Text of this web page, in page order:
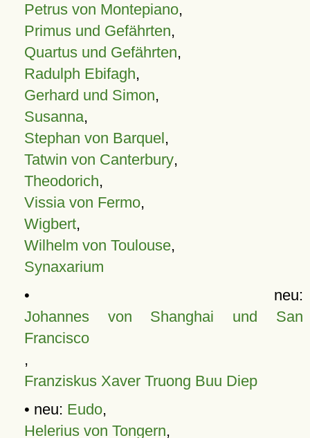
Petrus von Montepiano,
Primus und Gefährten,
Quartus und Gefährten,
Radulph Ebifagh,
Gerhard und Simon,
Susanna,
Stephan von Barquel,
Tatwin von Canterbury,
Theodorich,
Vissia von Fermo,
Wigbert,
Wilhelm von Toulouse,
Synaxarium
• neu:
Johannes von Shanghai und San
Francisco
,
Franziskus Xaver Truong Buu Diep
• neu: Eudo,
Helerius von Tongern,